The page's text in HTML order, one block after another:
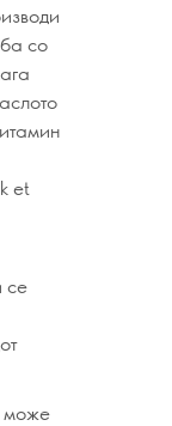
со
et
се
може